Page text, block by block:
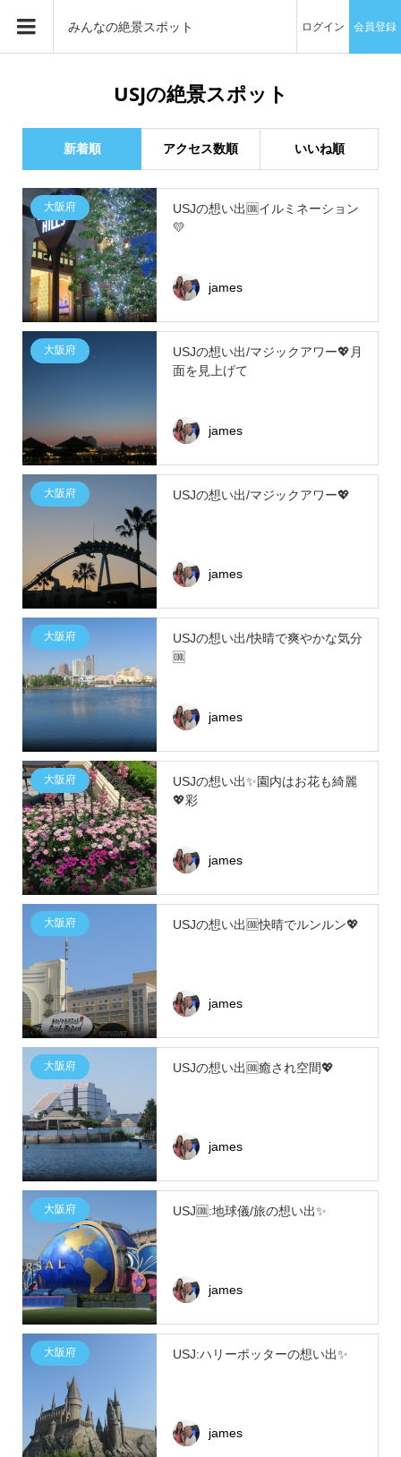
みんなの絶景スポット ログイン 会員登録
USJの絶景スポット
新着順 アクセス数順 いいね順
大阪府
USJの想い出🆒イルミネーション
💛
james
大阪府
USJの想い出/マジックアワー💖月
面を見上げて
james
大阪府 USJの想い出/マジックアワー💖
james
大阪府
USJの想い出/快晴で爽やかな気分
🆒
james
大阪府
USJの想い出✨園内はお花も綺麗
💖彩
james
大阪府 USJの想い出🆒快晴でルンルン💖
james
大阪府 USJの想い出🆒癒され空間💖
james
大阪府 USJ🆒:地球儀/旅の想い出✨
james
大阪府 USJ:ハリーポッターの想い出✨
james